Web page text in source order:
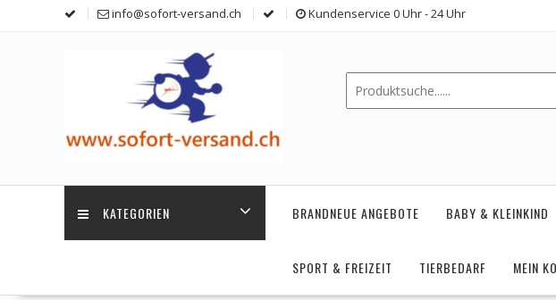
info@sofort-versand.ch Kundenservice 0 Uhr - 24 Uhr
KATEGORIEN BRANDNEUE ANGEBOTE BABY & KLEINKIND
SPORT & FREIZEIT TIERBEDARF MEIN